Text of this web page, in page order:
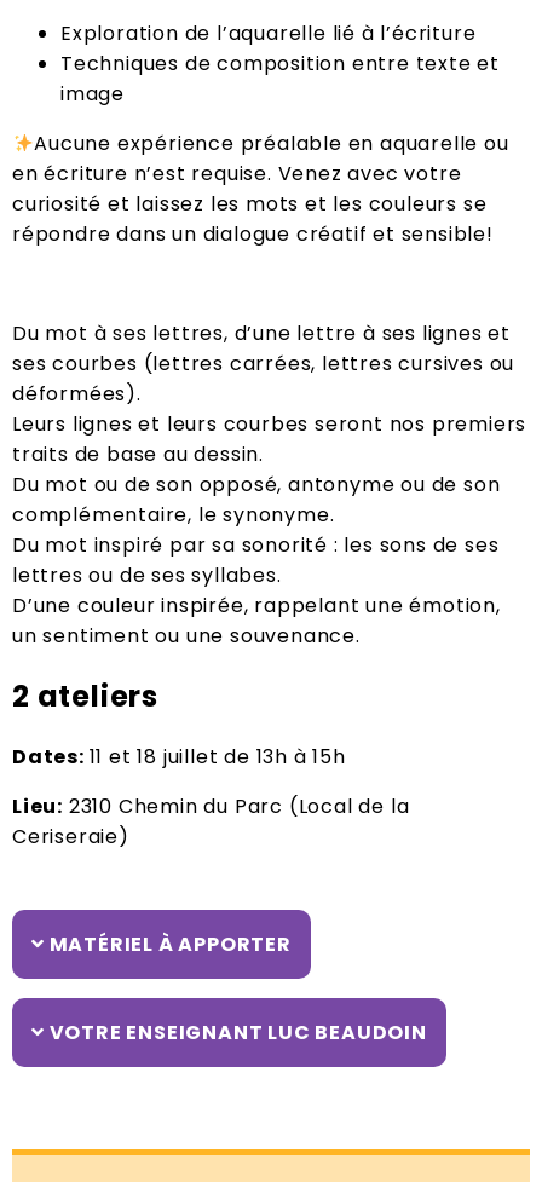
Exploration de l’aquarelle lié à l’écriture
Techniques de composition entre texte et
image
Aucune expérience préalable en aquarelle ou
en écriture n’est requise. Venez avec votre
curiosité et laissez les mots et les couleurs se
répondre dans un dialogue créatif et sensible!
Du mot à ses lettres, d’une lettre à ses lignes et
ses courbes (lettres carrées, lettres cursives ou
déformées).
Leurs lignes et leurs courbes seront nos premiers
traits de base au dessin.
Du mot ou de son opposé, antonyme ou de son
complémentaire, le synonyme.
Du mot inspiré par sa sonorité : les sons de ses
lettres ou de ses syllabes.
D’une couleur inspirée, rappelant une émotion,
un sentiment ou une souvenance.
2 ateliers
Dates: 11 et 18 juillet de 13h à 15h
Lieu: 2310 Chemin du Parc (Local de la
Ceriseraie)
MATÉRIEL À APPORTER
VOTRE ENSEIGNANT LUC BEAUDOIN